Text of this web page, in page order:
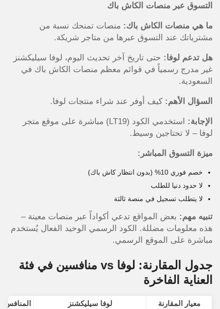
التسوق عبر منصات الكاش باك
ما هي منصات الكاش باك: منصات تمنحك نسبة من
مشترياتك عند التسوق عبرها من متاجر شريكة.
هل تدعم لوفا: حتى تاريخ آخر تحديث اليوم، لوفا سيليكشنز
غير مدرج رسمياً في قوائم معظم منصات الكاش باك في
السعودية.
السؤال الأهم: كيف أوفر عند شراء منتجات لوفا.
الإجابة:
استخدمي الكود (LT19) مباشرة على موقع متجر
لوفا – لا تحتاجين وسيط.
ميزة التسوق المباشر:
خصم فوري 10% (بدون انتظار كاش باك)
لا حدود دنيا للطلب
لا يتطلب تسجيل في منصة ثالثة
تنبيه مهم: بعض المواقع تدعي أكواداً عبر منصات معينة –
هذه معلومات مضللة. الكود الرسمي الوحيد الفعال يُستخدم
مباشرة على الموقع الرسمي.
جدول المقارنة: لوفا vs منافسين في فئة
العناية الفاخرة
معيار المقارنة لوفا سيليكشنز
المنافس A